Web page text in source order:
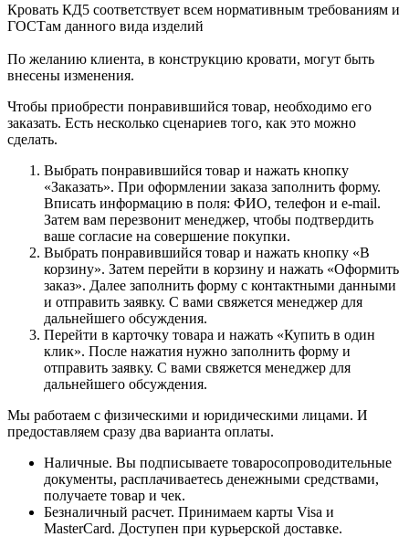
Кровать КД5 соответствует всем нормативным требованиям и
ГОСТам данного вида изделий
По желанию клиента, в конструкцию кровати, могут быть
внесены изменения.
Чтобы приобрести понравившийся товар, необходимо его
заказать. Есть несколько сценариев того, как это можно
сделать.
Выбрать понравившийся товар и нажать кнопку
«Заказать». При оформлении заказа заполнить форму.
Вписать информацию в поля: ФИО, телефон и e-mail.
Затем вам перезвонит менеджер, чтобы подтвердить
ваше согласие на совершение покупки.
Выбрать понравившийся товар и нажать кнопку «В
корзину». Затем перейти в корзину и нажать «Оформить
заказ». Далее заполнить форму с контактными данными
и отправить заявку. С вами свяжется менеджер для
дальнейшего обсуждения.
Перейти в карточку товара и нажать «Купить в один
клик». После нажатия нужно заполнить форму и
отправить заявку. С вами свяжется менеджер для
дальнейшего обсуждения.
Мы работаем с физическими и юридическими лицами. И
предоставляем сразу два варианта оплаты.
Наличные. Вы подписываете товаросопроводительные
документы, расплачиваетесь денежными средствами,
получаете товар и чек.
Безналичный расчет. Принимаем карты Visa и
MasterCard. Доступен при курьерской доставке.